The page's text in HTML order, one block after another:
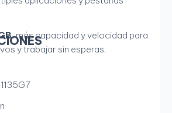
, más capacidad y velocidad para
y trabajar sin esperas.